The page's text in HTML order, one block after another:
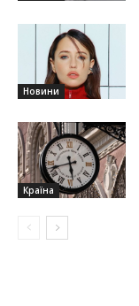
Новини
Країна